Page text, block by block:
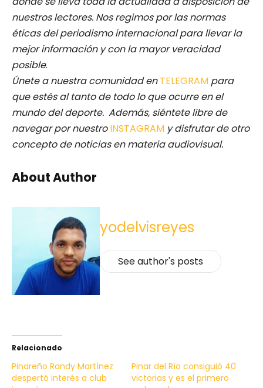
nuestros lectores. Nos regimos por las normas
éticas del periodismo internacional para llevar la
mejor información y con la mayor veracidad
posible.
Únete a nuestra comunidad enTELEGRAM para
que estés al tanto de todo lo que ocurre en el
mundo del deporte. Además, siéntete libre de
navegar por nuestro INSTAGRAM y disfrutar de otro
concepto de noticias en materia audiovisual.
About Author
yodelvisreyes
See author's posts
Relacionado
Pinareño Randy Martínez
despertó interés a club
Pinar del Río consiguió 40
victorias y es el primero